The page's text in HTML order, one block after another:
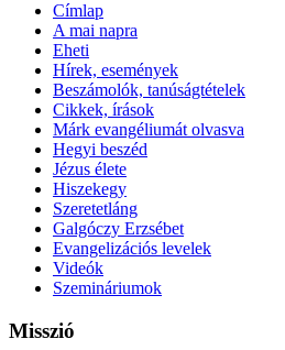
Címlap
A mai napra
Eheti
Hírek, események
Beszámolók, tanúságtételek
Cikkek, írások
Márk evangéliumát olvasva
Hegyi beszéd
Jézus élete
Hiszekegy
Szeretetláng
Galgóczy Erzsébet
Evangelizációs levelek
Videók
Szemináriumok
Misszió